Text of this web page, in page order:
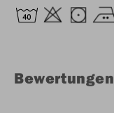
Bewertungen